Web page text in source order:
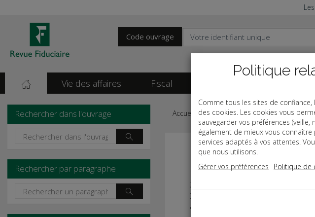
Code ouvrage
Vie des affaires Fiscal
Rechercher dans l'ouvrage
Rechercher par paragraphe
Accueil Guides Essentiel patrimoine
1 - L'entreprise individuelle (EI)
2 - Le conjoint de l'entrepreneur
3 - L'EIRL
4 - SARL
Politique
Comme tous les sites de
des cookies. Les cookies vous
sauvegarder vos préférences
également de mieux vous
services adaptés à vos attentes.
que nous utilisons.
Gérer vos préférences
Politique de